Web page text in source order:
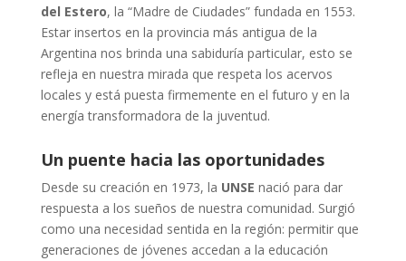
del Estero, la “Madre de Ciudades” fundada en 1553.
Estar insertos en la provincia más antigua de la
Argentina nos brinda una sabiduría particular, esto se
refleja en nuestra mirada que respeta los acervos
locales y está puesta firmemente en el futuro y en la
energía transformadora de la juventud.
Un puente hacia las oportunidades
Desde su creación en 1973, la UNSE nació para dar
respuesta a los sueños de nuestra comunidad. Surgió
como una necesidad sentida en la región: permitir que
generaciones de jóvenes accedan a la educación